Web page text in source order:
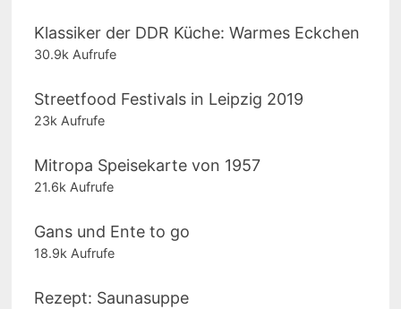
Klassiker der DDR Küche: Warmes Eckchen
30.9k Aufrufe
Streetfood Festivals in Leipzig 2019
23k Aufrufe
Mitropa Speisekarte von 1957
21.6k Aufrufe
Gans und Ente to go
18.9k Aufrufe
Rezept: Saunasuppe